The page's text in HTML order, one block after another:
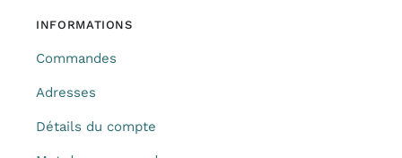
INFORMATIONS
Commandes
Adresses
Détails du compte